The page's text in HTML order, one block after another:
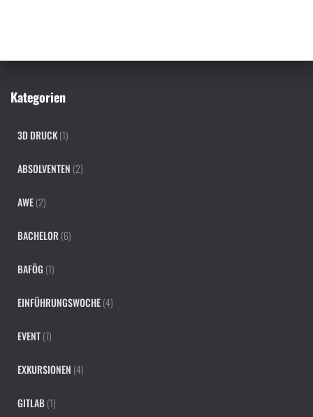
c
Kategorien
3D DRUCK(1)
ABSOLVENTEN (2)
AWE(2)
BACHELOR (6)
BAFÖG (1)
EINFÜHRUNGSWOCHE(4)
EVENT(7)
EXKURSIONEN (4)
GITLAB(1)